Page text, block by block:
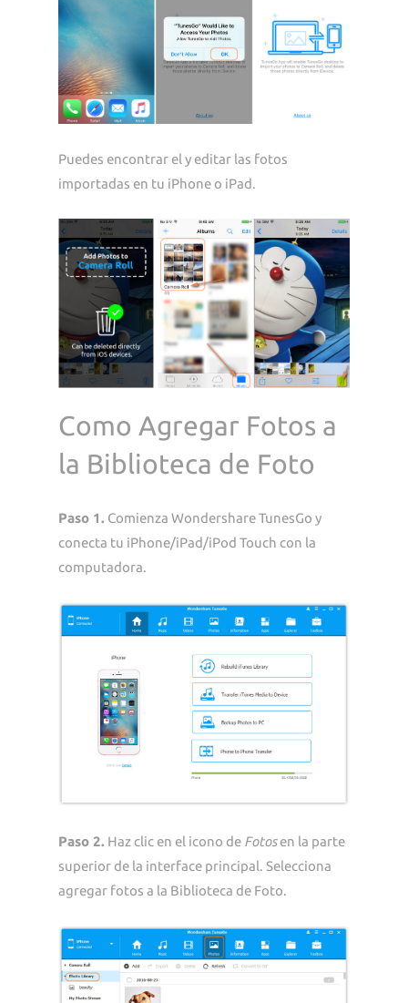
Puedes encontrar el y editar las fotos
importadas en tu iPhone o iPad.
Como Agregar Fotos a
la Biblioteca de Foto
Paso 1. Comienza Wondershare TunesGo y
conecta tu iPhone/iPad/iPod Touch con la
computadora.
Paso 2. Haz clic en el icono de Fotosen la parte
superior de la interface principal. Selecciona
agregar fotos a la Biblioteca de Foto.